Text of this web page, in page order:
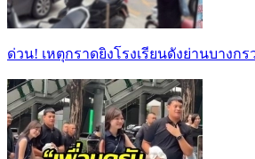
ด่วน! เหตุกราดยิงโรงเรียนดังย่านบางกร